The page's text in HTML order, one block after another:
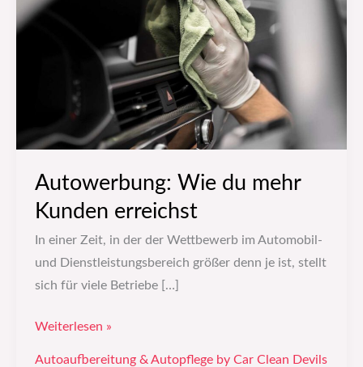
Autowerbung: Wie du mehr
Kunden erreichst
In einer Zeit, in der der Wettbewerb im Automobil-
und Dienstleistungsbereich größer denn je ist, stellt
sich für viele Betriebe […]
mehr
Weiterlesen »
Autoaufbereitung & Autopflege by Car Clean Devils